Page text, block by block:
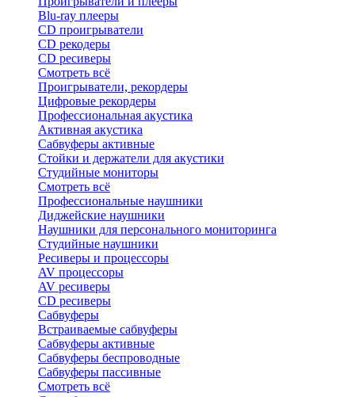
Blu-ray плееры
CD проигрыватели
CD рекодеры
CD ресиверы
Смотреть всё
Проигрыватели, рекордеры
Цифровые рекордеры
Профессиональная акустика
Активная акустика
Сабвуферы активные
Стойки и держатели для акустики
Студийные мониторы
Смотреть всё
Профессиональные наушники
Диджейские наушники
Наушники для персонального мониторинга
Студийные наушники
Ресиверы и процессоры
AV процессоры
AV ресиверы
CD ресиверы
Сабвуферы
Встраиваемые сабвуферы
Сабвуферы активные
Сабвуферы беспроводные
Сабвуферы пассивные
Смотреть всё